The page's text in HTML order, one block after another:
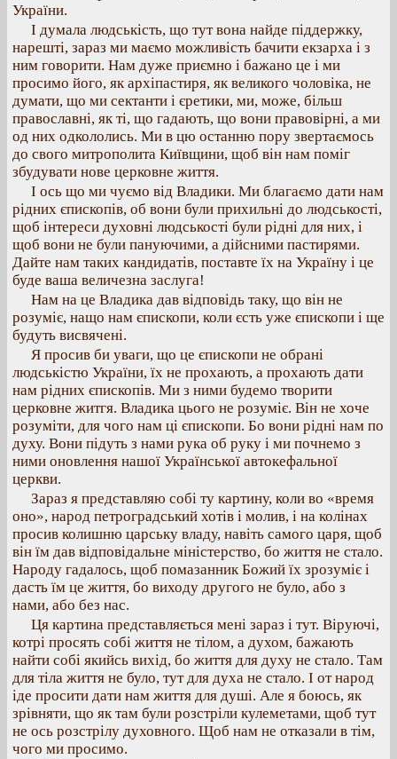
України.
І думала людськість, що тут вона найде піддержку,
нарешті, зараз ми маємо можливість бачити екзарха і з
ним говорити. Нам дуже приємно і бажано це і ми
просимо його, як архіпастиря, як великого чоловіка, не
думати, що ми сектанти і єретики, ми, може, більш
православні, як ті, що гадають, що вони правовірні, а ми
од них одкололись. Ми в цю останню пору звертаємось
до свого митрополита Київщини, щоб він нам поміг
збудувати нове церковне життя.
І ось що ми чуємо від Владики. Ми благаємо дати нам
рідних єпископів, об вони були прихильні до людськості,
щоб інтереси духовні людськості були рідні для них, і
щоб вони не були пануючими, а дійсними пастирями.
Дайте нам таких кандидатів, поставте їх на Україну і це
буде ваша величезна заслуга!
Нам на це Владика дав відповідь таку, що він не
розуміє, нащо нам єпископи, коли єсть уже єпископи і ще
будуть висвячені.
Я просив би уваги, що це єпископи не обрані
людськістю України, їх не прохають, а прохають дати
нам рідних єпископів. Ми з ними будемо творити
церковне житгя. Владика цього не розуміє. Він не хоче
розуміти, для чого нам ці єпископи. Бо вони рідні нам по
духу. Вони підуть з нами рука об руку і ми почнемо з
ними оновлення нашої Української автокефальної
церкви.
Зараз я представляю собі ту картину, коли во «время
оно», народ петроградський хотів і молив, і на колінах
просив колишню царську владу, навіть самого царя, щоб
він їм дав відповідальне міністерство, бо життя не стало.
Народу гадалось, щоб помазанник Божий їх зрозуміє і
дасть їм це життя, бо виходу другого не було, або з
нами, або без нас.
Ця картина представляється мені зараз і тут. Віруючі,
котрі просять собі життя не тілом, а духом, бажають
найти собі якийсь вихід, бо життя для духу не стало. Там
для тіла життя не було, тут для духа не стало. І от народ
іде просити дати нам життя для душі. Але я боюсь, як
зрівняти, що як там були розстріли кулеметами, щоб тут
не ось розстрілу духовного. Щоб нам не отказали в тім,
чого ми просимо.